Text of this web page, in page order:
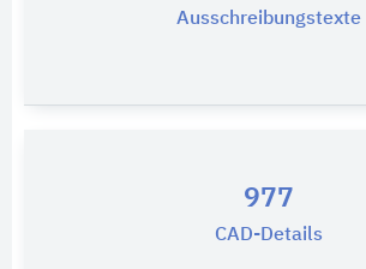
Ausschreibungstexte
977
CAD-Details